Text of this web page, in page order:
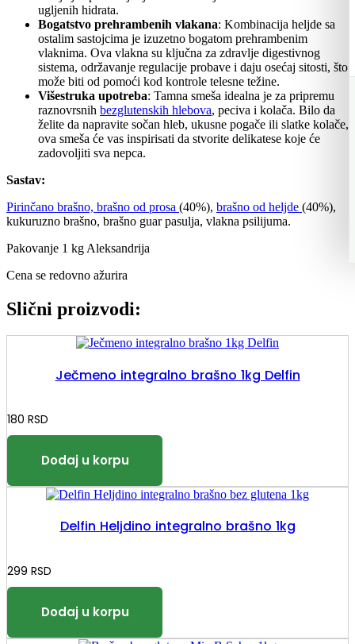
ugljenih hidrata.
Bogatstvo prehrambenih vlakana: Kombinacija heljde sa
ostalim sastojcima je izuzetno bogatom prehrambenim
vlaknima. Ova vlakna su ključna za zdravlje digestivnog
sistema, održavanje regulacije probave i daju osećaj sitosti, što
može biti od pomoći kod kontrole telesne težine.
Višestruka upotreba: Tamna smeša idealna je za pripremu
raznovrsnih bezglutenskih hlebova, peciva i kolača. Bilo da
želite da napravite sočan hleb, ukusne pogače ili slatke kolače,
ova smeša će vas inspirisati da stvorite delikatese koje će
zadovoljiti sva nepca.
Sastav:
Pirinčano brašno, brašno od prosa (40%), brašno od heljde (40%),
kukuruzno brašno, brašno guar pasulja, vlakna psilijuma.
Pakovanje 1 kg Aleksandrija
Cena se redovno ažurira
Slični proizvodi:
Ječmeno integralno brašno 1kg Delfin
180 RSD
Delfin Heljdino integralno brašno 1kg
299 RSD